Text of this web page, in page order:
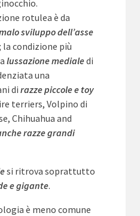
rotulea è da
sviluppo dell’asse
la condizione più
lussazione medialedi
una
di razze piccole e toy
terriers, Volpino di
Chihuahua and
razze grandi
si ritrova soprattutto
e gigante.
è meno comune